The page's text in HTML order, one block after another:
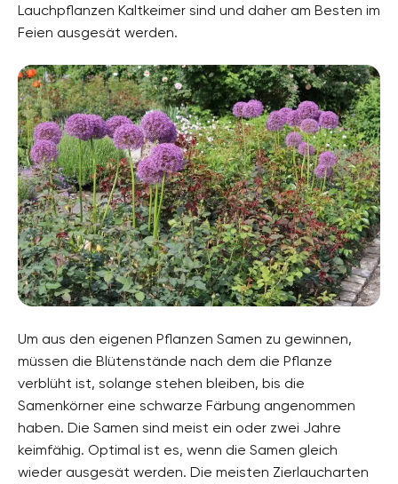
Lauchpflanzen Kaltkeimer sind und daher am Besten im
Feien ausgesät werden.
Um aus den eigenen Pflanzen Samen zu gewinnen,
müssen die Blütenstände nach dem die Pflanze
verblüht ist, solange stehen bleiben, bis die
Samenkörner eine schwarze Färbung angenommen
haben. Die Samen sind meist ein oder zwei Jahre
keimfähig. Optimal ist es, wenn die Samen gleich
wieder ausgesät werden. Die meisten Zierlaucharten